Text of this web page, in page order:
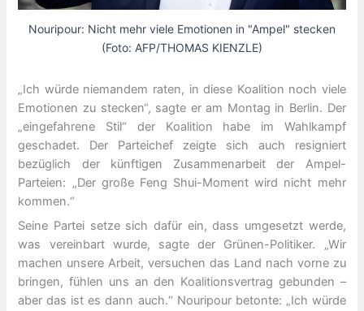
Nouripour: Nicht mehr viele Emotionen in "Ampel" stecken
(Foto: AFP/THOMAS KIENZLE)
„Ich würde niemandem raten, in diese Koalition noch viele
Emotionen zu stecken“, sagte er am Montag in Berlin. Der
„eingefahrene Stil“ der Koalition habe im Wahlkampf
geschadet. Der Parteichef zeigte sich auch resigniert
bezüglich der künftigen Zusammenarbeit der Ampel-
Parteien: „Der große Feng Shui-Moment wird nicht mehr
kommen.“
Seine Partei setze sich dafür ein, dass umgesetzt werde,
was vereinbart wurde, sagte der Grünen-Politiker. „Wir
machen unsere Arbeit, versuchen das Land nach vorne zu
bringen, fühlen uns an den Koalitionsvertrag gebunden –
aber das ist es dann auch.“ Nouripour betonte: „Ich würde